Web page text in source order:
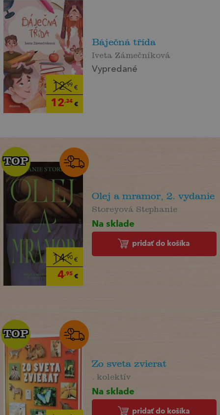
12,99 €
12,34€
Báječná třída
Iveta Zámečníková
Vypredané
14,90€
4,95€
TOP
TOP
Olej a mramor, 2. vydanie
Storeyová Stephanie
Na sklade
pridať do košíka
TOP
TOP
Zo sveta zvierat
. kolektív
Na sklade
pridať do košíka